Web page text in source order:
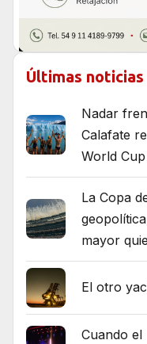
Últimas noticias
Nadar
Calafate
World
La Copa
mayor
El otro
Cuando el